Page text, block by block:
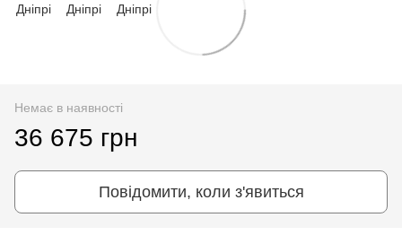
Немає в наявності
36 675 грн
Повідомити, коли з'явиться